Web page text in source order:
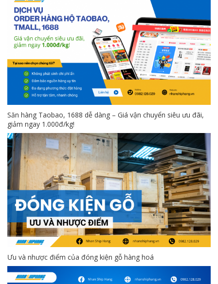
Săn hàng Taobao, 1688 dễ dàng – Giá vận chuyển siêu ưu đãi,
giảm ngay 1.000đ/kg!
Ưu và nhược điểm của đóng kiện gỗ hàng hoá